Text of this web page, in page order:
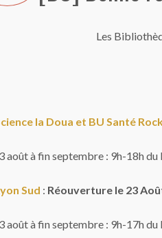
Les
la Doua et BU Santé
août à fin septembre : 9h-18h du
Sud : Réouverture le 23
août à fin septembre : 9h-17h du